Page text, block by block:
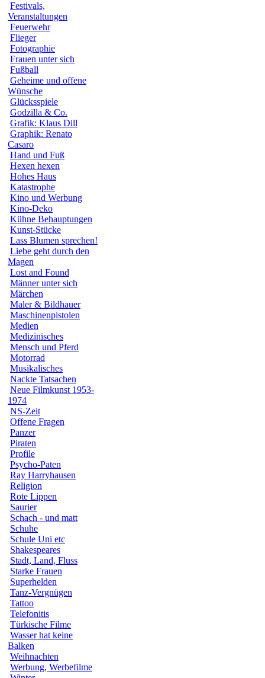
Festivals,
Veranstaltungen
Feuerwehr
Flieger
Fotographie
Frauen unter sich
Fußball
Geheime und offene
Wünsche
Glücksspiele
Godzilla & Co.
Grafik: Klaus Dill
Graphik: Renato
Casaro
Hand und Fuß
Hexen hexen
Hohes Haus
Katastrophe
Kino und Werbung
Kino-Deko
Kühne Behauptungen
Kunst-Stücke
Lass Blumen sprechen!
Liebe geht durch den
Magen
Lost and Found
Männer unter sich
Märchen
Maler & Bildhauer
Maschinenpistolen
Medien
Medizinisches
Mensch und Pferd
Motorrad
Musikalisches
Nackte Tatsachen
Neue Filmkunst 1953-
1974
NS-Zeit
Offene Fragen
Panzer
Piraten
Profile
Psycho-Paten
Ray Harryhausen
Religion
Rote Lippen
Saurier
Schach - und matt
Schuhe
Schule Uni etc
Shakespeares
Stadt, Land, Fluss
Starke Frauen
Superhelden
Tanz-Vergnügen
Tattoo
Telefonitis
Türkische Filme
Wasser hat keine
Balken
Weihnachten
Werbung, Werbefilme